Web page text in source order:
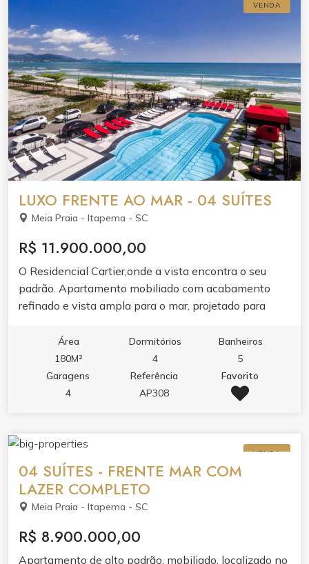
VENDA
LUXO FRENTE AO MAR - 04 SUÍTES
Meia Praia - Itapema - SC
R$ 11.900.000,00
O Residencial Cartier,onde a vista encontra o seu
padrão. Apartamento mobiliado com acabamento
refinado e vista ampla para o mar, projetado para
imóvel reúne living integrado com sala de estar e
jantar, cozinha com móveis planejados e porcelanato,
sacada com churrasqueira, varanda e dois banheiros.
Cada detalhe foi pensado para o seu bem-estar: ar
com senha e gesso no teto.O lazer de 1500m² é um
convite ao relaxamento e à convivência. Piscina
adulto com borda infinita, piscina térmica,
hidromassagem e jacuzzi se unem ao spa, sauna e
academia completa. Para receber e se divertir, salão
de festas, espaço gourmet, lounge, solarium, sala de
jogos, sala de games e brinquedoteca.Segurança,
Área
180M²
Dormitórios
4
Banheiros
5
Garagens
4
Referência
AP308
Favorito
VENDA
04 SUÍTES - FRENTE MAR COM
LAZER COMPLETO
Meia Praia - Itapema - SC
R$ 8.900.000,00
Apartamento de alto padrão, mobiliado, localizado no